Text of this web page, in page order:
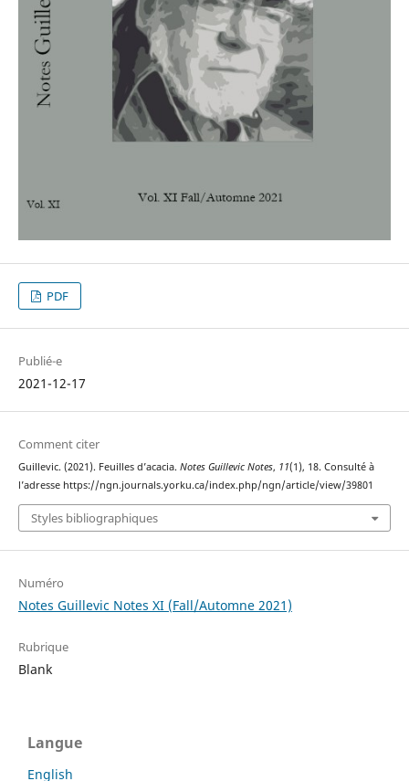
PDF
Publié-e
2021-12-17
Comment citer
Guillevic. (2021). Feuilles d’acacia. Notes Guillevic Notes, 11(1), 18. Consulté à
l’adresse https://ngn.journals.yorku.ca/index.php/ngn/article/view/39801
Styles bibliographiques
Numéro
Notes Guillevic Notes XI (Fall/Automne 2021)
Rubrique
Blank
Langue
English